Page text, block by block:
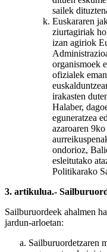
sailek
Euskararen
ziurtagiriak
izan agiriok
organismoek
ofizialek
irakasten
Halaber,
eguneratzea
azaroaren
ondorioz,
esleitutako
Politikarako
3. artikulua.-
Sailburuordeek ahalmen
jardun-arloetan:
Sailburuordetzaren